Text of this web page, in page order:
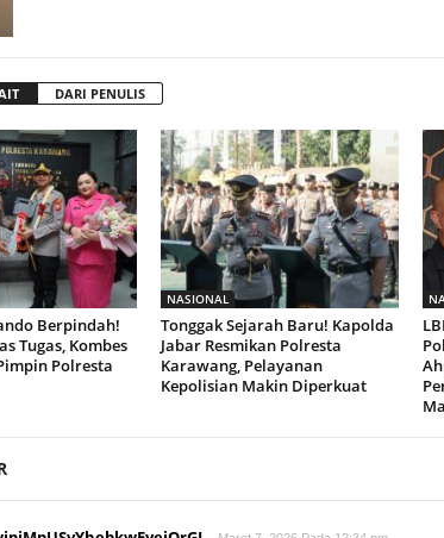
DARI PENULIS
Berpindah!
Tugas, Kombes
Polresta
NASIONAL
Tonggak Sejarah Baru! Kapolda
Jabar Resmikan Polresta
Karawang, Pelayanan
Kepolisian Makin Diperkuat